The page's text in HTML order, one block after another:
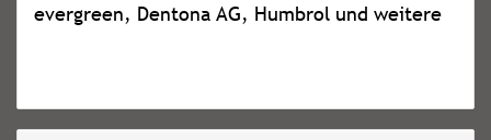
evergreen, Dentona AG, Humbrol und weitere